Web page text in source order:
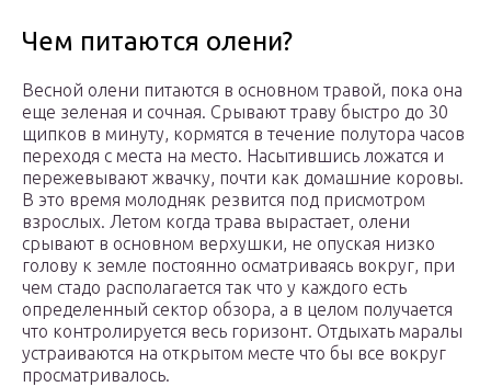
Чем питаются олени?
Весной олени питаются в основном травой, пока она
еще зеленая и сочная. Срывают траву быстро до 30
щипков в минуту, кормятся в течение полутора часов
переходя с места на место. Насытившись ложатся и
пережевывают жвачку, почти как домашние коровы.
В это время молодняк резвится под присмотром
взрослых. Летом когда трава вырастает, олени
срывают в основном верхушки, не опуская низко
голову к земле постоянно осматриваясь вокруг, при
чем стадо располагается так что у каждого есть
определенный сектор обзора, а в целом получается
что контролируется весь горизонт. Отдыхать маралы
устраиваются на открытом месте что бы все вокруг
просматривалось.